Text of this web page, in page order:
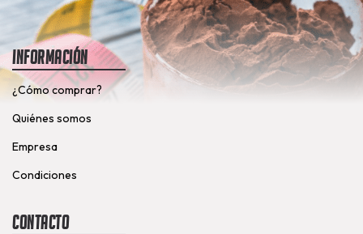
Información
¿Cómo comprar?
Quiénes somos
Empresa
Condiciones
Contacto